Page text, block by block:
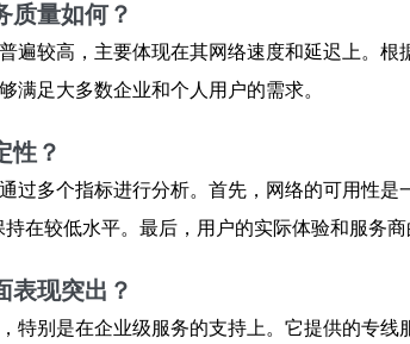
质量如何？
遍较高，主要体现在其网络速度和延迟上。
满足大多数企业和个人用户的需求。
性？
过多个指标进行分析。首先，网络的可用性
在较低水平。最后，用户的实际体验和服务商
表现突出？
特别是在企业级服务的支持上。它提供的专